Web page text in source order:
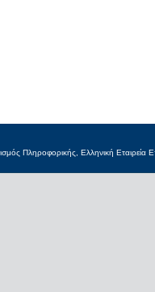
Πληροφορικής, Ελληνική